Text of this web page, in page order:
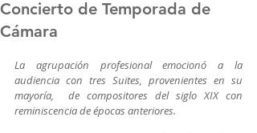
Concierto de Temporada de
Cámara
La agrupación profesional emocionó a la
audiencia con tres Suites, provenientes en su
mayoría,  de compositores del siglo XIX con
reminiscencia de épocas anteriores.